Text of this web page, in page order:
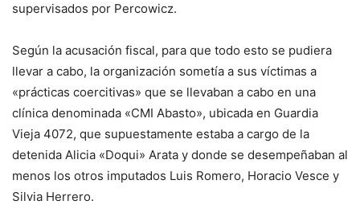
supervisados por Percowicz.
Según la acusación fiscal, para que todo esto se pudiera
llevar a cabo, la organización sometía a sus víctimas a
«prácticas coercitivas» que se llevaban a cabo en una
clínica denominada «CMI Abasto», ubicada en Guardia
Vieja 4072, que supuestamente estaba a cargo de la
detenida Alicia «Doqui» Arata y donde se desempeñaban al
menos los otros imputados Luis Romero, Horacio Vesce y
Silvia Herrero.